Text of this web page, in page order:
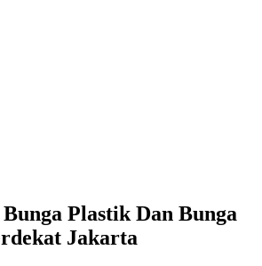
Plastik Dan Bunga
Jakarta